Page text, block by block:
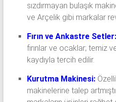
sızdırmayan bulaşık
ve Arçelik gibi markalar
Fırın ve Ankastre Setler:
fırınlar ve ocaklar; temiz
kaydıyla tercih edilir.
Kurutma Makinesi:
makinelerine talep